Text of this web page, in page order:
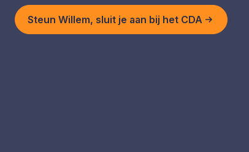
Steun Willem, sluit je aan bij het CDA